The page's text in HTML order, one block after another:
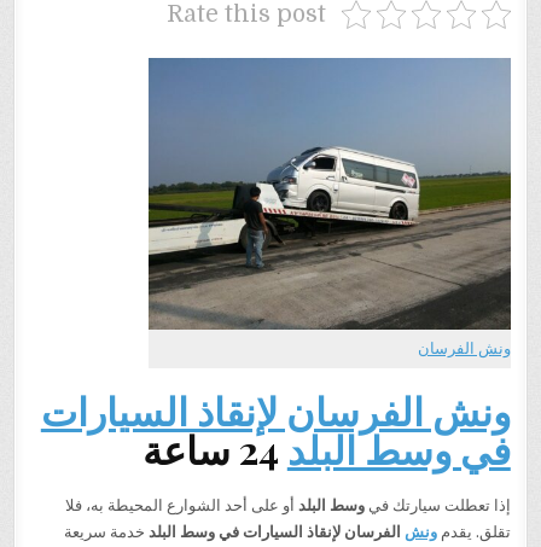
Rate this post
ونش الفرسان
ونش الفرسان لإنقاذ السيارات
في وسط البلد24 ساعة
إذا تعطلت سيارتك فيوسط البلد أو على أحد الشوارع المحيطة به، فلا
تقلق. يقدمونش الفرسان لإنقاذ السيارات في وسط البلد خدمة سريعة